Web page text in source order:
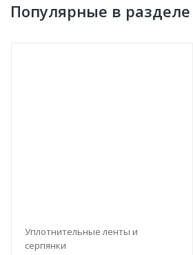
Популярные в разделе
Уплотнительные ленты и
серпянки